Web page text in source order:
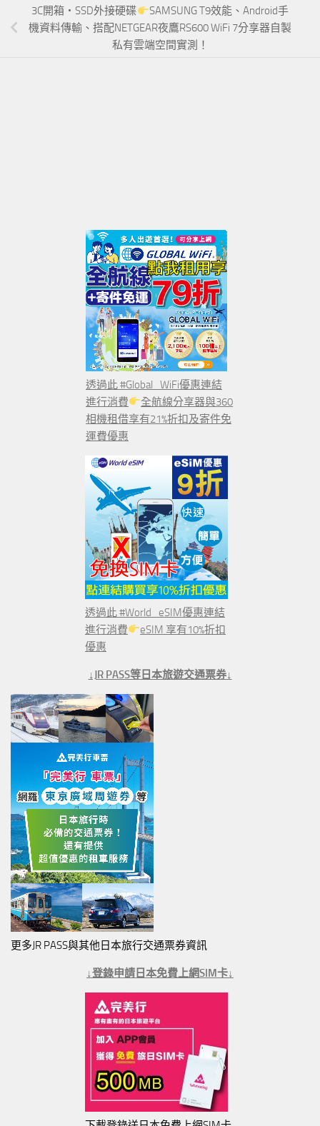
3C開箱‧SSD外接硬碟
SAMSUNG T9效能、Android手
機資料傳輸、搭配NETGEAR夜鷹RS600 WiFi 7分享器自製
私有雲端空間實測！
透過此 #Global_WiFi優惠連結
進行消費
全航線分享器與360
相機租借享有21%折扣及寄件免
運費優惠
透過此 #World_eSIM優惠連結
進行消費
eSIM 享有10%折扣
優惠
↓JR PASS等日本旅遊交通票券↓
更多JR PASS與其他日本旅行交通票券資訊
↓登錄申請日本免費上網SIM卡↓